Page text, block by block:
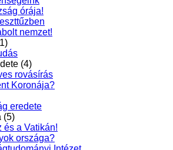
órája!
nemzet!
(4)
rovásírás
Koronája?
eredete
(5)
és a Vatikán!
országa?